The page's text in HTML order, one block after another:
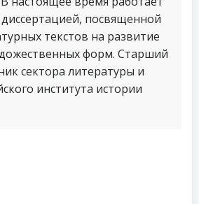
посвященной
текстов на развитие
форм. Старший
сектора литературы и
института истории